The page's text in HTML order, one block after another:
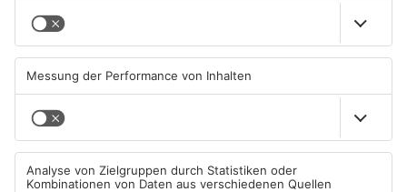
Tante Enso übernimmt
einzigen Supermarkt in
Pflaumheim
06.08.2026, 05:30 UHR IN KREIS
ASCHAFFENBURG
Großbaustelle auf A3
zwischen Hösbach und
03.08.2026, 15:57 UHR IN KREIS
ASCHAFFENBURG